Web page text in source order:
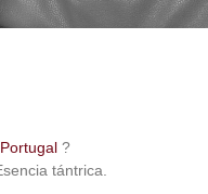
?
tántrica